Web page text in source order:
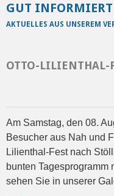
GUT INFORMIERT
AKTUELLES AUS UNSEREM
OTTO-LILIENTHAL-
Am Samstag, den 08.
Besucher aus Nah und
Lilienthal-Fest nach
bunten Tagesprogramm
sehen Sie in unserer